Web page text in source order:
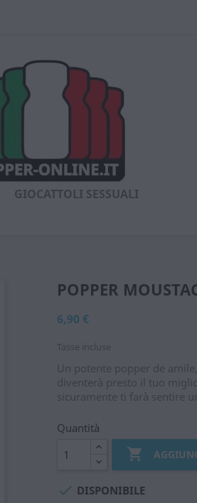
GIOCATTOLI SESSUALI
POPPER
6,90 €
Tasse incluse
Un potente popper de
diventerà presto il tuo
sicuramente ti farà sentire
Quantità

 DISPONIBILE